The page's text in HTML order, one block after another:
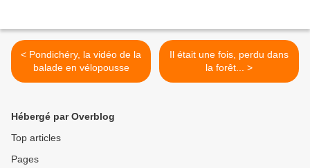
< Pondichéry, la vidéo de la
balade en vélopousse
Il était une fois, perdu dans
la forêt... >
Hébergé par Overblog
Top articles
Pages